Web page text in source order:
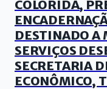
COLORIDA,
DESTINADO A
SERVIÇOS
SECRETARIA
ECONÔMICO,